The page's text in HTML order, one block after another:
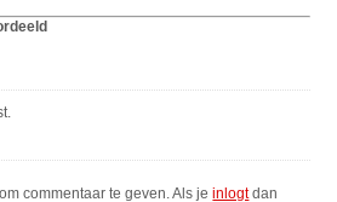
commentaar te geven. Als jeinlogtdan